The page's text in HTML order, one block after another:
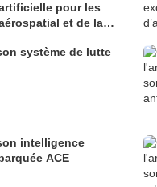
pour les
et de la
système de lutte
intelligence
ACE